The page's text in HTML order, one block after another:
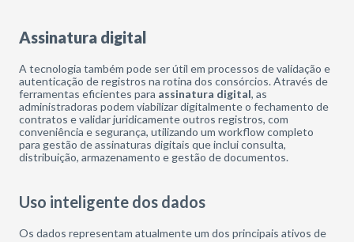
Assinatura digital
A tecnologia também pode ser útil em processos de validação e
autenticação de registros na rotina dos consórcios. Através de
ferramentas eficientes para assinatura digital, as
administradoras podem viabilizar digitalmente o fechamento de
contratos e validar juridicamente outros registros, com
conveniência e segurança, utilizando um workflow completo
para gestão de assinaturas digitais que inclui consulta,
distribuição, armazenamento e gestão de documentos.
Uso inteligente dos dados
Os dados representam atualmente um dos principais ativos de